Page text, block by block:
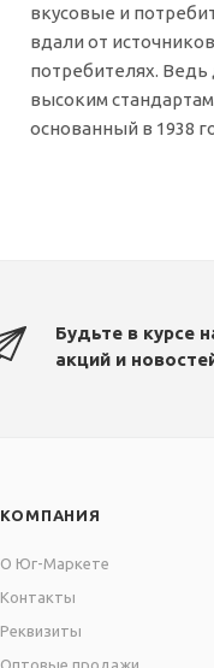
вкусовые и
вдали от
потребителях.
высоким
основанный в 1938
Будьте в курсе
акций и
КОМПАНИЯ
О Юг-Маркете
Контакты
Реквизиты
Оптовые продажи